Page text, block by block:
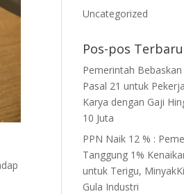
Uncategorized
Pos-pos Terbaru
Pemerintah Bebaskan
Pasal 21 untuk
Karya dengan Gaji
10 Juta
PPN Naik 12 % :
Tanggung 1%
untuk Terigu,
Gula Industri